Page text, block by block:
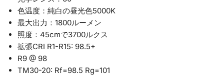
色温度：純白の昼光色5000K
最大出力：1800ルーメン
照度：45cmで3700ルクス
拡張CRI R1-R15: 98.5+
R9 @ 98
TM30-20: Rf=98.5 Rg=101